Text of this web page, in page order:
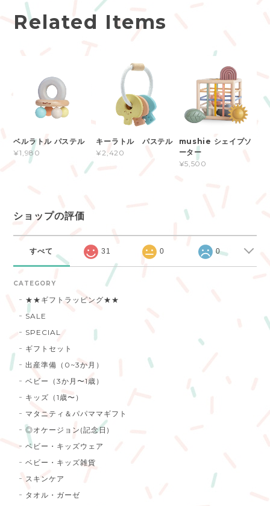
Related Items
ベルラトル パステル
¥1,980
キーラトル パステル
¥2,420
mushie シェイプソ
ーター
¥5,500
ショップの評価
すべて 31 0 0
CATEGORY
★★ギフトラッピング★★
SALE
SPECIAL
ギフトセット
出産準備（0~3か月）
ベビー（3か月〜1歳）
キッズ（1歳〜）
マタニティ＆パパママギフト
◎オケージョン(記念日)
ベビー・キッズウェア
ベビー・キッズ雑貨
スキンケア
タオル・ガーゼ